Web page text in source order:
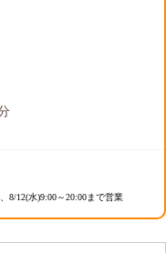
8/12(水)9:00～20:00まで営業